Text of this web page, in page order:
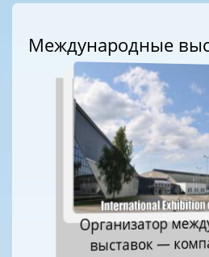
Международные
Организатор
выставок —